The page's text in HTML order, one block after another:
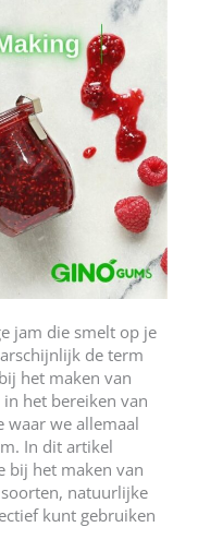
jam die smelt op je
de term
het maken van
het bereiken van
waar we allemaal
In dit artikel
bij het maken van
natuurlijke
kunt gebruiken